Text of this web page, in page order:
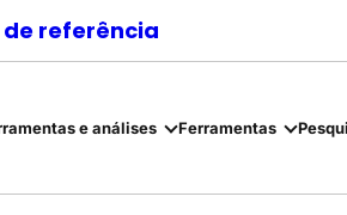
referência
e análises Ferramentas